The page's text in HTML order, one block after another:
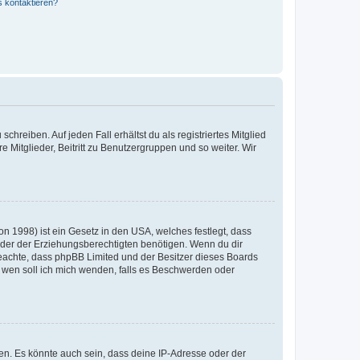
kontaktieren?
Auf jeden Fall erhältst du als registriertes Mitglied
Mitglieder, Beitritt zu Benutzergruppen und so weiter. Wir
1998) ist ein Gesetz in den USA, welches festlegt, dass
der Erziehungsberechtigten benötigen. Wenn du dir
dass phpBB Limited und der Besitzer dieses Boards
soll ich mich wenden, falls es Beschwerden oder
Es könnte auch sein, dass deine IP-Adresse oder der